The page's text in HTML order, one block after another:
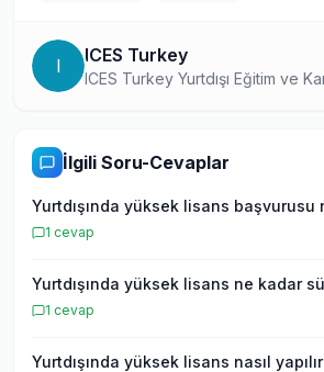
I ICES Turkey
ICES Turkey Yurtdışı Eğitim ve
sunmaya devam etmektedir.
İlgili Soru-Cevaplar
Yurtdışında yüksek lisans başvurusu
1 cevap
Yurtdışında yüksek lisans ne kadar
1 cevap
Yurtdışında yüksek lisans nasıl